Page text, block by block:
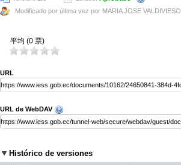
Modificado por última vez por MARIA JOSE VALDIVIESO
平均 (0 票)
URL
URL de WebDAV
Histórico de versiones